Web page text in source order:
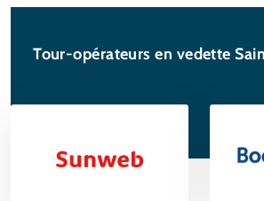
Tour-opérateurs en vedette